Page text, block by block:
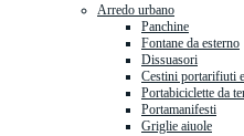
Arredo urbano
Panchine
Fontane da esterno
Dissuasori
Cestini portarifiuti
Portabiciclette da
Portamanifesti
Griglie aiuole